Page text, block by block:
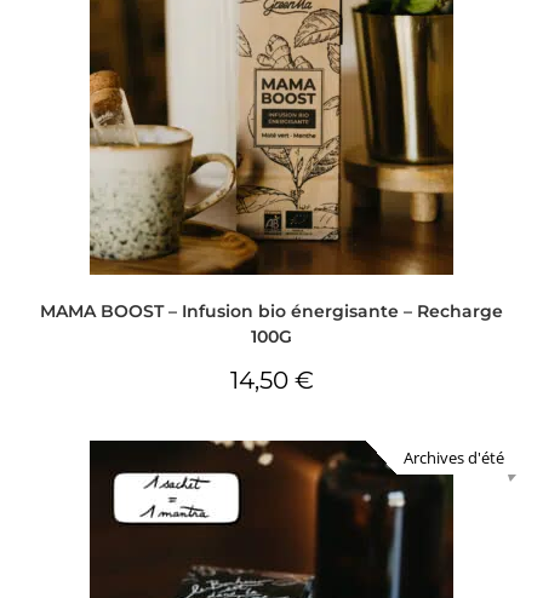
MAMA BOOST – Infusion bio énergisante – Recharge
100G
14,50 €
Archives d'été